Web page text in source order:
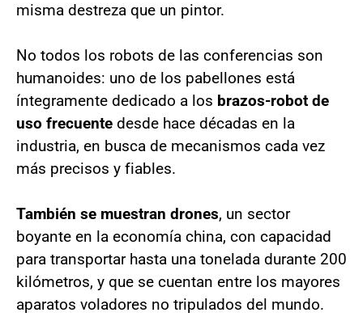
misma destreza que un pintor.
No todos los robots de las conferencias son
humanoides: uno de los pabellones está
íntegramente dedicado a los brazos-robot de
uso frecuente desde hace décadas en la
industria, en busca de mecanismos cada vez
más precisos y fiables.
También se muestran drones, un sector
boyante en la economía china, con capacidad
para transportar hasta una tonelada durante 200
kilómetros, y que se cuentan entre los mayores
aparatos voladores no tripulados del mundo.